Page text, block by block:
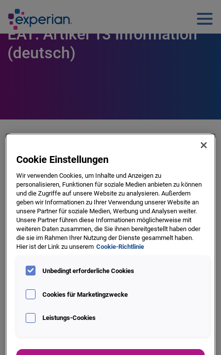
EAT: Artikel 13 Information
(deutsch)
DSGVO über die Experian Austria
GmbH („EAT“)
Name und Kontaktdaten der EAT
(verantwortliche Stelle) sowie des
betrieblichen Datenschutzbeauftragten
Rechtsgrundlagen für die Datenverarbeitung
Cookie Einstellungen
Wir verwenden Cookies, um Inhalte und Anzeigen zu
personalisieren, Funktionen für soziale Medien anbieten zu können
und die Zugriffe auf unsere Website zu analysieren. Außerdem
geben wir Informationen zu Ihrer Verwendung unserer Website an
unsere Partner für soziale Medien, Werbung und Analysen weiter.
Unsere Partner führen diese Informationen möglicherweise mit
weiteren Daten zusammen, die Sie ihnen bereitgestellt haben oder
die sie im Rahmen Ihrer Nutzung der Dienste gesammelt haben.
Hier ist der Link zu unserem Cookie-Richtlinie
Unbedingt erforderliche Cookies
Cookies für Marketingzwecke
Leistungs-Cookies